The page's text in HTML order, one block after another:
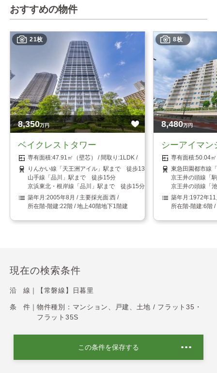
おすすめの物件
21枚
8,350万円
ベイクレストタワー
47.91㎡（壁芯）
1LDK
りんかい線「天王洲アイル」駅まで 徒歩13分
山手線「品川」駅まで 徒歩15分
京浜東北・根岸線「品川」駅まで 徒歩15分
2005年8月
西
22階 / 地上40階地下1階建
8枚
8,480万円
シーアイマン
50.04
東急田園都市線
京王井の頭線「
京王井の頭線「
1972年11
6階 /
現在の検索条件
沿 線｜ 【常磐線】日暮里
条 件｜ 物件種別：マンション、戸建、土地 / フラット35・
フラット35S
この条件を保存する